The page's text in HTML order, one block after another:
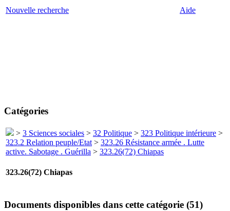
Nouvelle recherche Aide
Catégories
> 3 Sciences sociales > 32 Politique > 323 Politique intérieure >
323.2 Relation peuple/Etat> 323.26 Résistance armée . Lutte
active. Sabotage . Guérilla > 323.26(72) Chiapas
323.26(72) Chiapas
Documents disponibles dans cette catégorie (51)